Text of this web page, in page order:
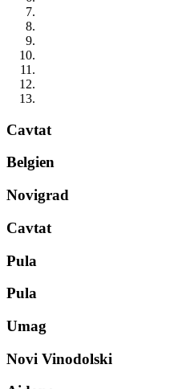
Cavtat
Belgien
Novigrad
Cavtat
Pula
Pula
Umag
Novi Vinodolski